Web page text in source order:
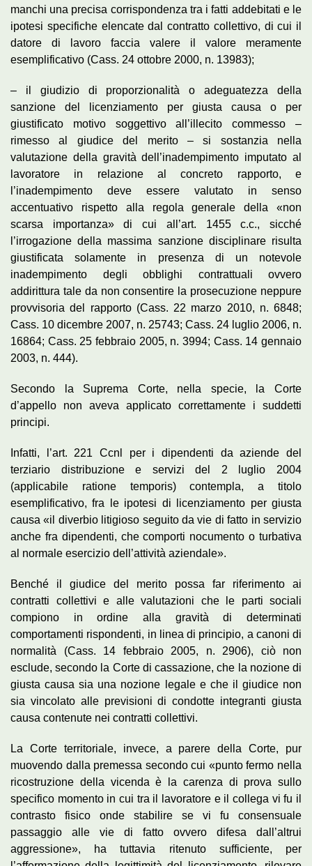
manchi una precisa corrispondenza tra i fatti addebitati e le
ipotesi specifiche elencate dal contratto collettivo, di cui il
datore di lavoro faccia valere il valore meramente
esemplificativo (Cass. 24 ottobre 2000, n. 13983);
– il giudizio di proporzionalità o adeguatezza della
sanzione del licenziamento per giusta causa o per
giustificato motivo soggettivo all’illecito commesso –
rimesso al giudice del merito – si sostanzia nella
valutazione della gravità dell’inadempimento imputato al
lavoratore in relazione al concreto rapporto, e
l’inadempimento deve essere valutato in senso
accentuativo rispetto alla regola generale della «non
scarsa importanza» di cui all’art. 1455 c.c., sicché
l’irrogazione della massima sanzione disciplinare risulta
giustificata solamente in presenza di un notevole
inadempimento degli obblighi contrattuali ovvero
addirittura tale da non consentire la prosecuzione neppure
provvisoria del rapporto (Cass. 22 marzo 2010, n. 6848;
Cass. 10 dicembre 2007, n. 25743; Cass. 24 luglio 2006, n.
16864; Cass. 25 febbraio 2005, n. 3994; Cass. 14 gennaio
2003, n. 444).
Secondo la Suprema Corte, nella specie, la Corte
d’appello non aveva applicato correttamente i suddetti
principi.
Infatti, l’art. 221 Ccnl per i dipendenti da aziende del
terziario distribuzione e servizi del 2 luglio 2004
(applicabile ratione temporis) contempla, a titolo
esemplificativo, fra le ipotesi di licenziamento per giusta
causa «il diverbio litigioso seguito da vie di fatto in servizio
anche fra dipendenti, che comporti nocumento o turbativa
al normale esercizio dell’attività aziendale».
Benché il giudice del merito possa far riferimento ai
contratti collettivi e alle valutazioni che le parti sociali
compiono in ordine alla gravità di determinati
comportamenti rispondenti, in linea di principio, a canoni di
normalità (Cass. 14 febbraio 2005, n. 2906), ciò non
esclude, secondo la Corte di cassazione, che la nozione di
giusta causa sia una nozione legale e che il giudice non
sia vincolato alle previsioni di condotte integranti giusta
causa contenute nei contratti collettivi.
La Corte territoriale, invece, a parere della Corte, pur
muovendo dalla premessa secondo cui «punto fermo nella
ricostruzione della vicenda è la carenza di prova sullo
specifico momento in cui tra il lavoratore e il collega vi fu il
contrasto fisico onde stabilire se vi fu consensuale
passaggio alle vie di fatto ovvero difesa dall’altrui
aggressione», ha tuttavia ritenuto sufficiente, per